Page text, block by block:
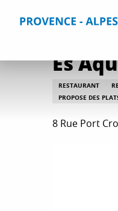
Accueil Séjourner
Es
RESTAURANT
PROPOSE DES
8 Rue Port